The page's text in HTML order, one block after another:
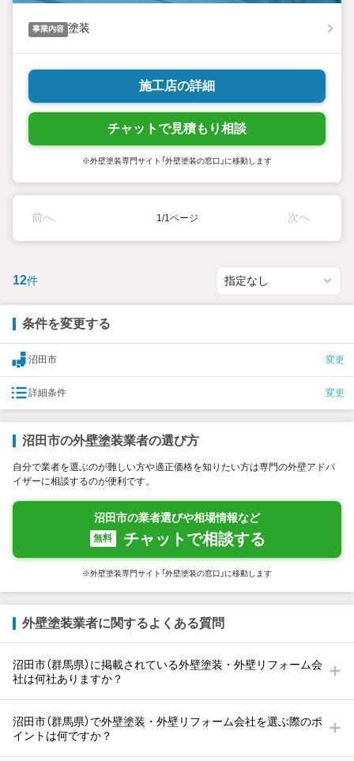
事業内容 塗装
施工店の詳細
チャットで見積もり相談
※外壁塗装専門サイト「外壁塗装の窓口」に移動します
前へ 1/1ページ 次へ
12件
条件を変更する
沼田市 変更
詳細条件 変更
沼田市の外壁塗装業者の選び方
自分で業者を選ぶのが難しい方や適正価格を知りたい方は専門の外壁アドバ
イザーに相談するのが便利です。
沼田市の業者選びや相場情報など
無料 チャットで相談する
※外壁塗装専門サイト「外壁塗装の窓口」に移動します
外壁塗装業者に関するよくある質問
沼田市（群馬県）に掲載されている外壁塗装・外壁リフォーム会
社は何社ありますか？
沼田市（群馬県）で外壁塗装・外壁リフォーム会社を選ぶ際のポ
イントは何ですか？